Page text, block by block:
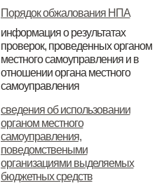
систем, банков данных, рерстров,
регистров, находящихся в
ведении органа местного
самоправления
имущества по состоянию на
01.012019года
Порядок обжалования НПА
информация о результатах
проверок, проведенных органом
местного самоуправления и в
отношении органа местного
самоуправления
Доклад о виде государственного
контроля (надзора),
муниципального контроля
сведения об использовании
органом местного
самоуправления,
поведомствеными
организациями выделяемых
бюджетных средств